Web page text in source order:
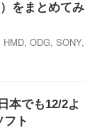
をまとめてみ
HMD, ODG, SONY,
本でも12/2よ
フト